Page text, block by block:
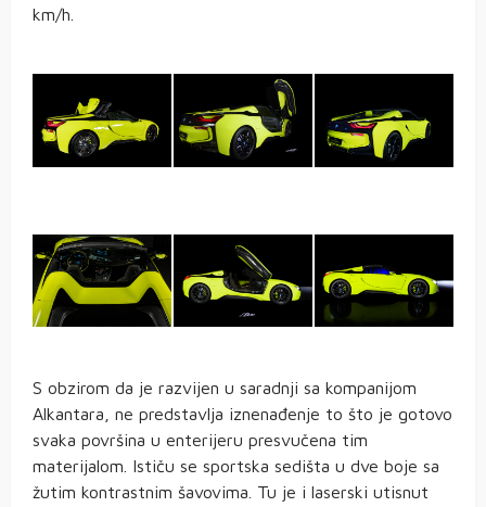
km/h.
S obzirom da je razvijen u saradnji sa kompanijom
Alkantara, ne predstavlja iznenađenje to što je gotovo
svaka površina u enterijeru presvučena tim
materijalom. Ističu se sportska sedišta u dve boje sa
žutim kontrastnim šavovima. Tu je i laserski utisnut